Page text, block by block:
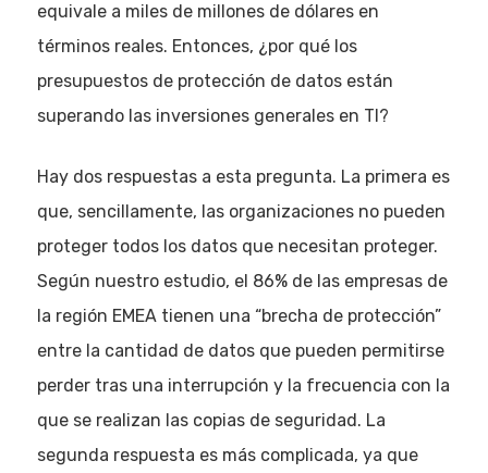
equivale a miles de millones de dólares en
términos reales. Entonces, ¿por qué los
presupuestos de protección de datos están
superando las inversiones generales en TI?
Hay dos respuestas a esta pregunta. La primera es
que, sencillamente, las organizaciones no pueden
proteger todos los datos que necesitan proteger.
Según nuestro estudio, el 86% de las empresas de
la región EMEA tienen una “brecha de protección”
entre la cantidad de datos que pueden permitirse
perder tras una interrupción y la frecuencia con la
que se realizan las copias de seguridad. La
segunda respuesta es más complicada, ya que